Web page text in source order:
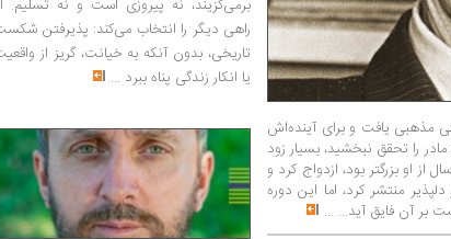
مذهبی یافت و برای آینده‌اش
را تحقق نبخشید، بسیار زود
از او بزرگتر بود، ازدواج کرد و
منتشر کرد، اما این دوره
بر آن فایق آید... ...
برمی‌گزیند، نه پیروزی است و نه تسلیم.
راهی دیگر را انتخاب می‌کند: پذیرفتن
تاریخی، بدون آنکه به خیانت، گریز از
یا انکار زندگی پناه ببرد ...